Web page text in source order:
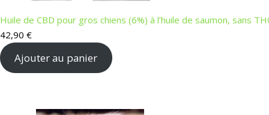
Huile de CBD pour gros chiens (6%) à l’huile de saumon, sans
42,90 €
Ajouter au panier